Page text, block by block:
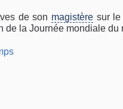
de son magistère sur le
de la Journée mondiale du